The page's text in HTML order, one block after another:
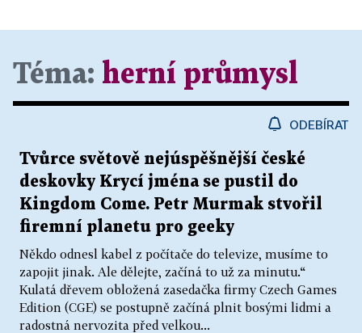
Téma: herní průmysl
ODEBÍRAT
Tvůrce světově nejúspěšnější české
deskovky Krycí jména se pustil do
Kingdom Come. Petr Murmak stvořil
firemní planetu pro geeky
Někdo odnesl kabel z počítače do televize, musíme to
zapojit jinak. Ale dělejte, začíná to už za minutu.“
Kulatá dřevem obložená zasedačka firmy Czech Games
Edition (CGE) se postupně začíná plnit bosými lidmi a
radostná nervozita před velkou...